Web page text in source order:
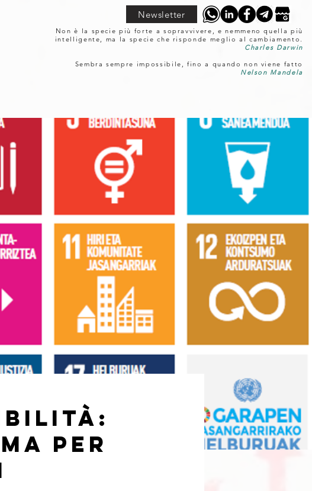
Newsletter
Non è la specie più forte a sopravvivere, e nemmeno quella più
intelligente, ma la specie che risponde meglio al cambiamento.
Charles Darwin
Sembra sempre impossibile, fino a quando non viene fatto
Nelson Mandela
per